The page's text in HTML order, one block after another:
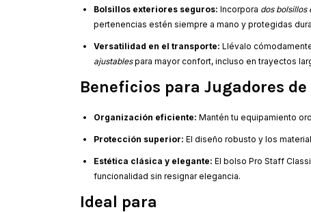
Bolsillos exteriores seguros: Incorpora dos bolsillos
pertenencias estén siempre a mano y protegidas
Versatilidad en el transporte: Llévalo
ajustablespara mayor confort, incluso en trayectos
Beneficios para Jugadores de
Organización eficiente: Mantén tu equipamiento
Protección superior: El diseño robusto y los
Estética clásica y elegante: El bolso Pro Staff
funcionalidad sin resignar elegancia.
Ideal para